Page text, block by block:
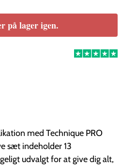
på lager igen.
med Technique PRO
sæt indeholder 13
udvalgt for at give dig alt,